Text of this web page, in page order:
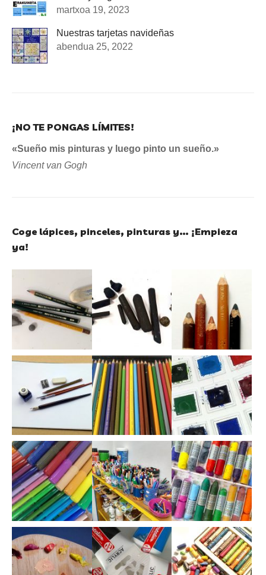
martxoa 19, 2023
Nuestras tarjetas navideñas
abendua 25, 2022
¡NO TE PONGAS LÍMITES!
«Sueño mis pinturas y luego pinto un sueño.»
Vincent van Gogh
Coge lápices, pinceles, pinturas y… ¡Empieza
ya!